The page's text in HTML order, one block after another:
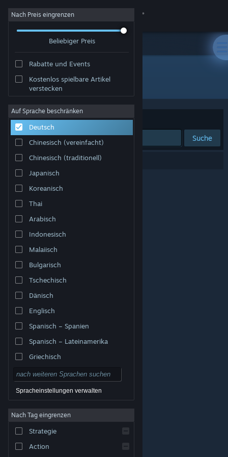
Anmelden
Info
Support
Sprache ändern
Steam-Mobile-App herunterladen
Desktopversion anzeigen
© Valve Corporation. Alle Rechte vorbehalten. Alle
USA und anderen Ländern.
Rechtliches
Barrierefreiheit
Nutzungsvertrag
Nach Preis eingrenzen
Beliebiger Preis
Rabatte und Events
Kostenlos spielbare Artikel
verstecken
Auf Sprache beschränken
Deutsch
Chinesisch (vereinfacht)
Chinesisch (traditionell)
Japanisch
Koreanisch
Thai
Arabisch
Indonesisch
Malaiisch
Bulgarisch
Tschechisch
Dänisch
Englisch
Spanisch – Spanien
Spanisch – Lateinamerika
Griechisch
Spracheinstellungen verwalten
Nach Tag eingrenzen
Strategie
Action
Publisher: Niels Bauer Games
Sortieren nach Relevanz
Suche
0 Ergebnisse entsprechen Ihrer Suche.